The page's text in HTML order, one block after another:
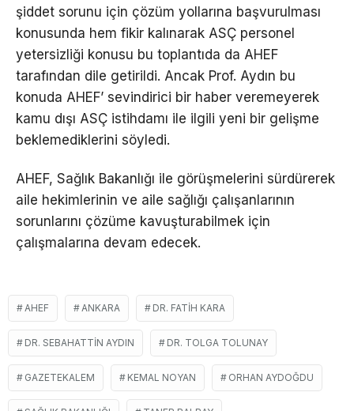
şiddet sorunu için çözüm yollarına başvurulması
konusunda hem fikir kalınarak ASÇ personel
yetersizliği konusu bu toplantıda da AHEF
tarafından dile getirildi. Ancak Prof. Aydın bu
konuda AHEF’ sevindirici bir haber veremeyerek
kamu dışı ASÇ istihdamı ile ilgili yeni bir gelişme
beklemediklerini söyledi.
AHEF, Sağlık Bakanlığı ile görüşmelerini sürdürerek
aile hekimlerinin ve aile sağlığı çalışanlarının
sorunlarını çözüme kavuşturabilmek için
çalışmalarına devam edecek.
AHEF ANKARA DR. FATIH KARA
DR. SEBAHATTIN AYDIN DR. TOLGA TOLUNAY
GAZETEKALEM KEMAL NOYAN ORHAN AYDOĞDU